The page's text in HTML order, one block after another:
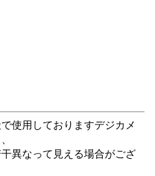
使用しておりますデジカメ
異なって見える場合がござ